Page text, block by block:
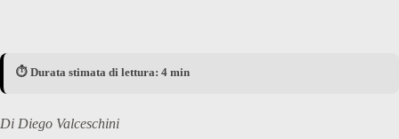
⏱️ Durata stimata di lettura: 4 min
Di Diego Valceschini